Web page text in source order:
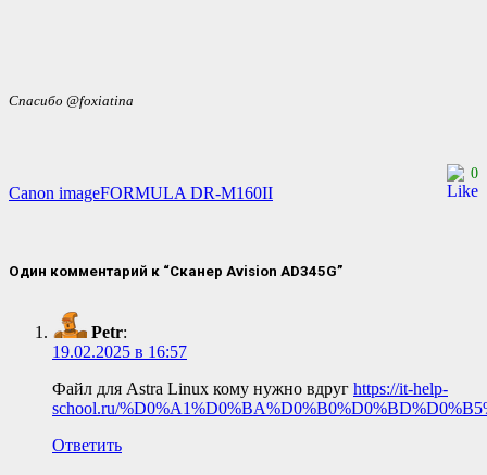
Спасибо @foxiatina
0
Навигация
записям
Canon imageFORMULA DR-M160II
Один комментарий к “Сканер Avision AD345G”
Petr:
19.02.2025 в 16:57
Файл для Astra Linux кому нужно вдруг https://it-help-
school.ru/
Ответить